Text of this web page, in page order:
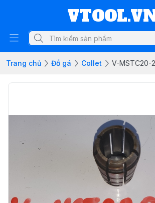
Trang chủ Đồ gá Collet V-MSTC20-